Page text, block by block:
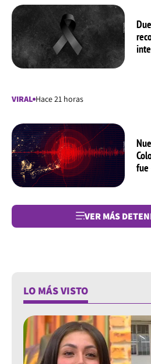
VIRAL Hace 21 horas
fue
VER MÁS DE
LO MÁS VISTO